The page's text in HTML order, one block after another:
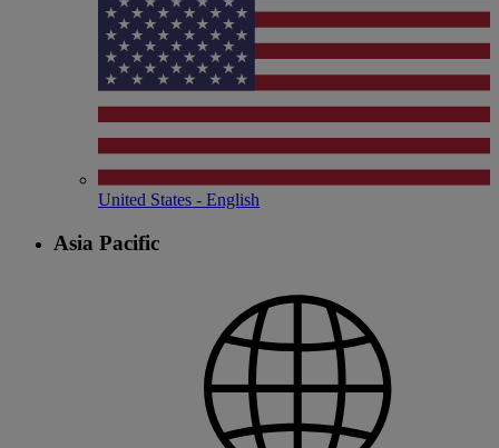
United States - English
Asia Pacific